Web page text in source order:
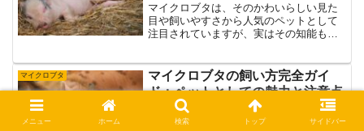
マイクロブタは、そのかわいらしい見た
目や飼いやすさから人気のペットとして
注目されていますが、実はその知能も非
ミュニケーションにおいて大きな影響を
与えます。この記事では、...
マイクロブタ
マイクロブタの飼い方完全ガイ
ド：ペットとしての魅力と注意点
マイクロブタの飼い方完全ガイド：ペッ
トとしての魅力と注意点マイクロブタは
メニュー ホーム 検索 トップ サイドバー